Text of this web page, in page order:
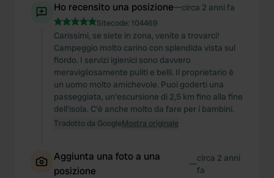
Ho recensito una posizione—circa 2 anni fa
Sitecode: 104469
Carissimi, se siete in zona, venite a trovarci!
Campeggio molto carino con splendida vista sul
fiordo. I servizi igienici sono davvero
meravigliosamente puliti e belli. Il proprietario è
un uomo molto amichevole. Puoi goderti una
passeggiata, un'escursione di 2,5 km fino alla fine
dell'isola. C'è anche molto da fare per i bambini.
Tradotto da GoogleMostra originale
Aggiunta una foto a una
posizione
—circa 2 anni
fa